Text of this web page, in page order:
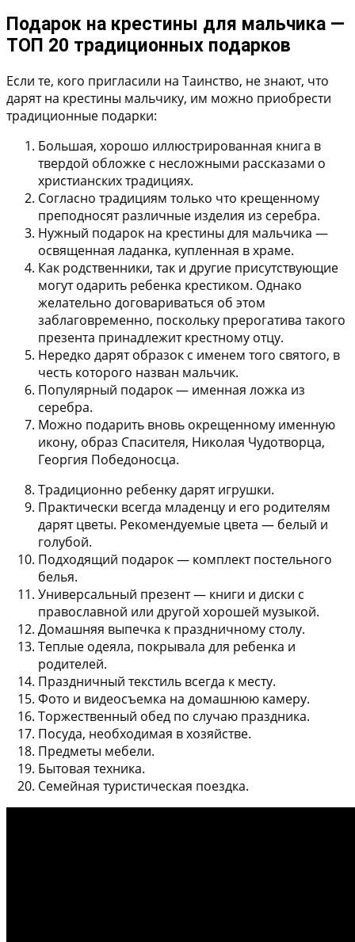
Подарок на крестины для мальчика —
ТОП 20 традиционных подарков
Если те, кого пригласили на Таинство, не знают, что
дарят на крестины мальчику, им можно приобрести
традиционные подарки:
Большая, хорошо иллюстрированная книга в
твердой обложке с несложными рассказами о
христианских традициях.
Согласно традициям только что крещенному
преподносят различные изделия из серебра.
Нужный подарок на крестины для мальчика —
освященная ладанка, купленная в храме.
Как родственники, так и другие присутствующие
могут одарить ребенка крестиком. Однако
желательно договариваться об этом
заблаговременно, поскольку прерогатива такого
презента принадлежит крестному отцу.
Нередко дарятобразок с именем того святого, в
честь которого назван мальчик.
Популярный подарок — именная ложка из
серебра.
Можно подарить вновь окрещенному именную
икону, образ Спасителя, Николая Чудотворца,
Георгия Победоносца.
Традиционно ребенку дарятигрушки.
Практически всегда младенцу и его родителям
дарятцветы. Рекомендуемые цвета — белый и
голубой.
Подходящий подарок — комплект постельного
белья.
Универсальный презент — книги и диски с
православной или другой хорошей музыкой.
Домашняя выпечка к праздничному столу.
Теплые одеяла, покрывала для ребенка и
родителей.
Праздничный текстиль всегда к месту.
Фото и видеосъемка на домашнюю камеру.
Торжественный обед по случаю праздника.
Посуда, необходимая в хозяйстве.
Предметы мебели.
Бытовая техника.
Семейная туристическая поездка.